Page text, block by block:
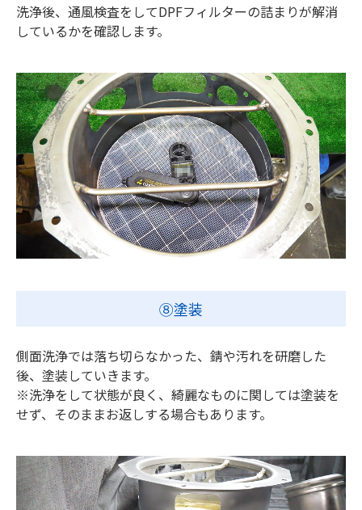
洗浄後、通風検査をしてDPFフィルターの詰まりが解消
しているかを確認します。
⑧塗装
側面洗浄では落ち切らなかった、錆や汚れを研磨した
後、塗装していきます。
※洗浄をして状態が良く、綺麗なものに関しては塗装を
せず、そのままお返しする場合もあります。